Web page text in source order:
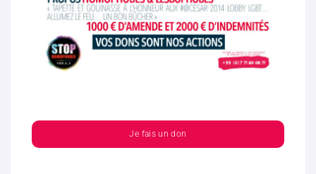
Je fais un don